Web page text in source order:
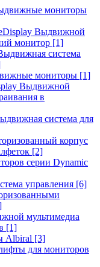
мониторы
Выдвижной
монитор [1]
система
мониторы [1]
Выдвижной
в
система для
корпус
[2]
серии Dynamic
управления [6]
мультимедиа
[1]
Albiral [3]
для мониторов